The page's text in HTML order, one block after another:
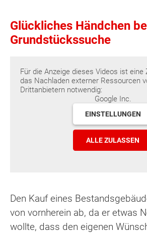
Glückliches Händchen
Grundstückssuche
Für die Anzeige dieses Videos ist
das Nachladen externer Ressourcen
Drittanbietern notwendig:
Google Inc.
EINSTELLUNGEN
ALLE ZULASSEN
Den Kauf eines
von vornherein ab, da er etwas
wollte, dass den eigenen